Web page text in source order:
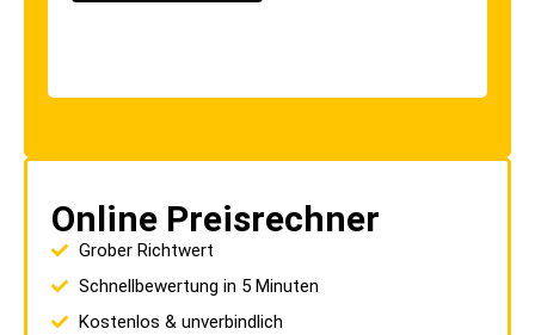
Online Preisrechner
Grober Richtwert
Schnellbewertung in 5 Minuten
Kostenlos & unverbindlich